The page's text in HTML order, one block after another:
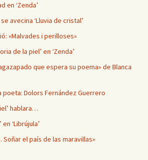
en ‘Zenda’
avecina ‘Lluvia de cristal’
«Malvades i perilloses»
de la piel’ en ‘Zenda’
que espera su poema» de Blanca
poeta: Dolors Fernández Guerrero
hablara…
‘Librújula’
Soñar el país de las maravillas»